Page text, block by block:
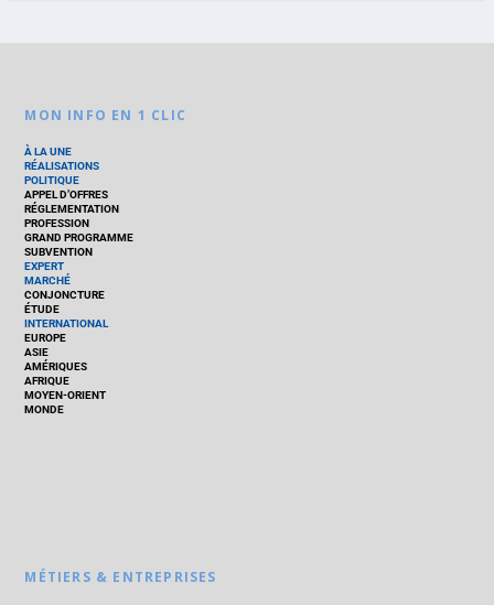
MON INFO EN 1 CLIC
À LA UNE
RÉALISATIONS
POLITIQUE
APPEL D’OFFRES
RÉGLEMENTATION
PROFESSION
GRAND PROGRAMME
SUBVENTION
EXPERT
MARCHÉ
CONJONCTURE
ÉTUDE
INTERNATIONAL
EUROPE
ASIE
AMÉRIQUES
AFRIQUE
MOYEN-ORIENT
MONDE
MÉTIERS & ENTREPRISES